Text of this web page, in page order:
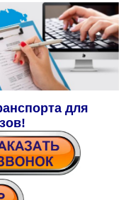
для
!